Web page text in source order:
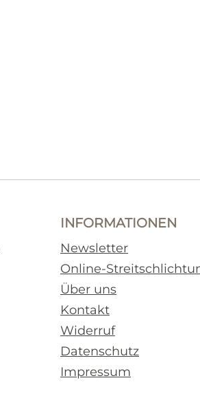
INFORMATIONEN
Newsletter
Online-
Über uns
Kontakt
Widerruf
Datenschutz
Impressum